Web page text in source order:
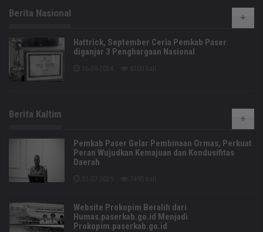
Berita Nasional
Hattrick, September Ceria Pemkab Paser
diganjar 3 Penghargaan Nasional
Berita Kaltim
Pemkab Paser Gelar Pembinaan Ormas, Perkuat
Peran Wujudkan Kemajuan dan Kondusifitas
Daerah
Website Prokopim Beralih dari
Humas.paserkab.go.id Menjadi
Prokopim.paserkab.go.id